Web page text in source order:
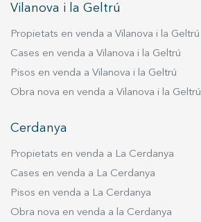
Vilanova i la Geltrú
Propietats en venda a Vilanova i la Geltrú
Cases en venda a Vilanova i la Geltrú
Pisos en venda a Vilanova i la Geltrú
Obra nova en venda a Vilanova i la Geltrú
Cerdanya
Propietats en venda a La Cerdanya
Cases en venda a La Cerdanya
Pisos en venda a La Cerdanya
Obra nova en venda a la Cerdanya